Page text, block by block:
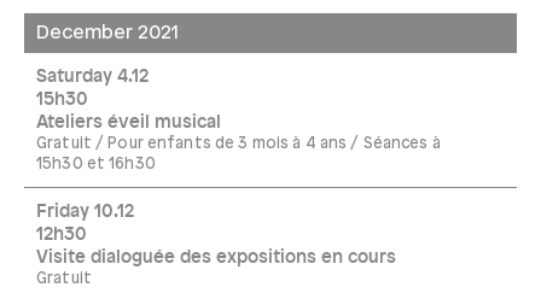
December 2021
Saturday 4.12
15h30
Ateliers éveil musical
Gratuit / Pour enfants de 3 mois à 4 ans / Séances à
15h30 et 16h30
Friday 10.12
12h30
Visite dialoguée des expositions en cours
Gratuit